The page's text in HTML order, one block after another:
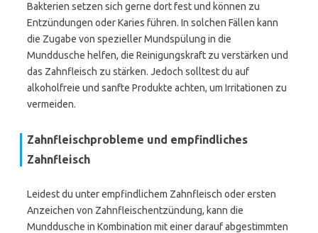
Bakterien setzen sich gerne dort fest und können zu
Entzündungen oder Karies führen. In solchen Fällen kann
die Zugabe von spezieller Mundspülung in die
Munddusche helfen, die Reinigungskraft zu verstärken und
das Zahnfleisch zu stärken. Jedoch solltest du auf
alkoholfreie und sanfte Produkte achten, um Irritationen zu
vermeiden.
Zahnfleischprobleme und empfindliches
Zahnfleisch
Leidest du unter empfindlichem Zahnfleisch oder ersten
Anzeichen von Zahnfleischentzündung, kann die
Munddusche in Kombination mit einer darauf abgestimmten